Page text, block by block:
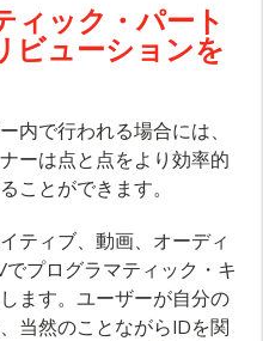
ィック・パート
ビューションを
内で行われる場合には、
ーは点と点をより効率的
ことができます。
ティブ、動画、オーディ
プログラマティック・キ
ます。ユーザーが自分の
当然のことながらIDを関